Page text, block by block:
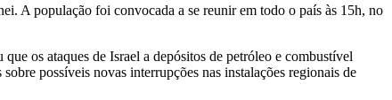
A população foi convocada a se reunir em todo o país às 15h, no
os ataques de Israel a depósitos de petróleo e combustível
possíveis novas interrupções nas instalações regionais de